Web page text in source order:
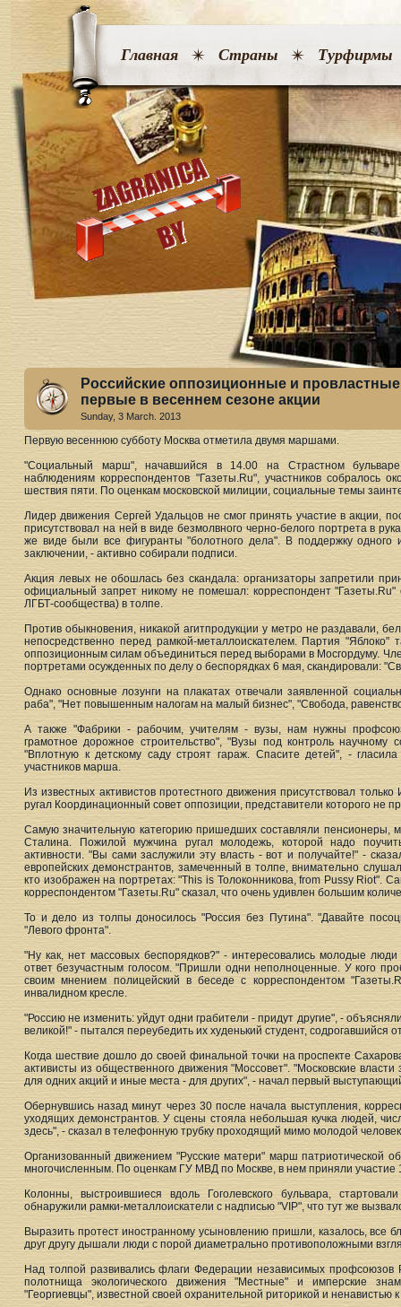
Главная Страны Турфирмы
Российские оппозиционные и
первые в весеннем сезоне акции
Sunday, 3 March. 2013
Первую весеннюю субботу Москва отметила двумя маршами.
"Социальный марш", начавшийся в 14.00 на Страстном
наблюдениям корреспондентов "Газеты.Ru", участников собралось
шествия пяти. По оценкам московской милиции, социальные темы
Лидер движения Сергей Удальцов не смог принять участие в акции,
присутствовал на ней в виде безмолвного черно-белого портрета в
же виде были все фигуранты "болотного дела". В поддержку
заключении, - активно собирали подписи.
Акция левых не обошлась без скандала: организаторы запретили
официальный запрет никому не помешал: корреспондент
ЛГБТ-сообщества) в толпе.
Против обыкновения, никакой агитпродукции у метро не раздавали,
непосредственно перед рамкой-металлоискателем. Партия
оппозиционным силам объединиться перед выборами в Мосгордуму.
портретами осужденных по делу о беспорядках 6 мая, скандировали:
Однако основные лозунги на плакатах отвечали заявленной
раба", "Нет повышенным налогам на малый бизнес", "Свобода,
А также "Фабрики - рабочим, учителям - вузы, нам нужны
грамотное дорожное строительство", "Вузы под контроль
"Вплотную к детскому саду строят гараж. Спасите детей", -
участников марша.
Из известных активистов протестного движения присутствовал
ругал Координационный совет оппозиции, представители которого не
Самую значительную категорию пришедших составляли пенсионеры,
Сталина. Пожилой мужчина ругал молодежь, которой надо
активности. "Вы сами заслужили эту власть - вот и получайте!" -
европейских демонстрантов, замеченный в толпе, внимательно
кто изображен на портретах: "This is Толоконникова, from Pussy Riot".
корреспондентом "Газеты.Ru" сказал, что очень удивлен большим
То и дело из толпы доносилось "Россия без Путина". "Давайте
"Левого фронта".
"Ну как, нет массовых беспорядков?" - интересовались молодые
ответ безучастным голосом. "Пришли одни неполноценные. У кого
своим мнением полицейский в беседе с корреспондентом
инвалидном кресле.
"Россию не изменить: уйдут одни грабители - придут другие", -
великой!" - пытался переубедить их худенький студент, содрогавшийся
Когда шествие дошло до своей финальной точки на проспекте
активисты из общественного движения "Моссовет". "Московские
для одних акций и иные места - для других", - начал первый
Обернувшись назад минут через 30 после начала выступления,
уходящих демонстрантов. У сцены стояла небольшая кучка людей,
здесь", - сказал в телефонную трубку проходящий мимо молодой
Организованный движением "Русские матери" марш патриотической
многочисленным. По оценкам ГУ МВД по Москве, в нем приняли участие
Колонны, выстроившиеся вдоль Гоголевского бульвара,
обнаружили рамки-металлоискатели с надписью "VIP", что тут же
Выразить протест иностранному усыновлению пришли, казалось, все
друг другу дышали люди с порой диаметрально противоположными
Над толпой развивались флаги Федерации независимых профсоюзов
полотнища экологического движения "Местные" и имперские
"Георгиевцы", известной своей охранительной риторикой и ненавистью